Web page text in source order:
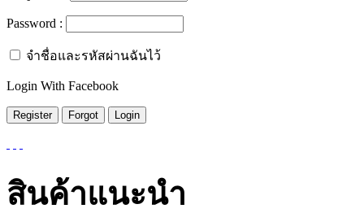
Password :
จำชื่อและรหัสผ่านฉันไว้
Login With Facebook
สินค้าแนะนำ